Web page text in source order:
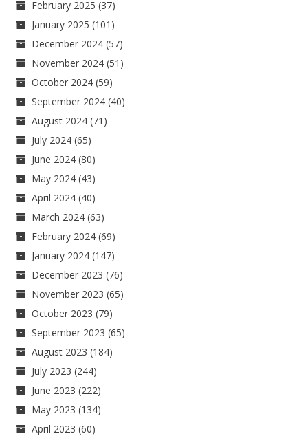
February 2025 (37)
January 2025 (101)
December 2024 (57)
November 2024 (51)
October 2024 (59)
September 2024 (40)
August 2024 (71)
July 2024 (65)
June 2024 (80)
May 2024 (43)
April 2024 (40)
March 2024 (63)
February 2024 (69)
January 2024 (147)
December 2023 (76)
November 2023 (65)
October 2023 (79)
September 2023 (65)
August 2023 (184)
July 2023 (244)
June 2023 (222)
May 2023 (134)
April 2023 (60)